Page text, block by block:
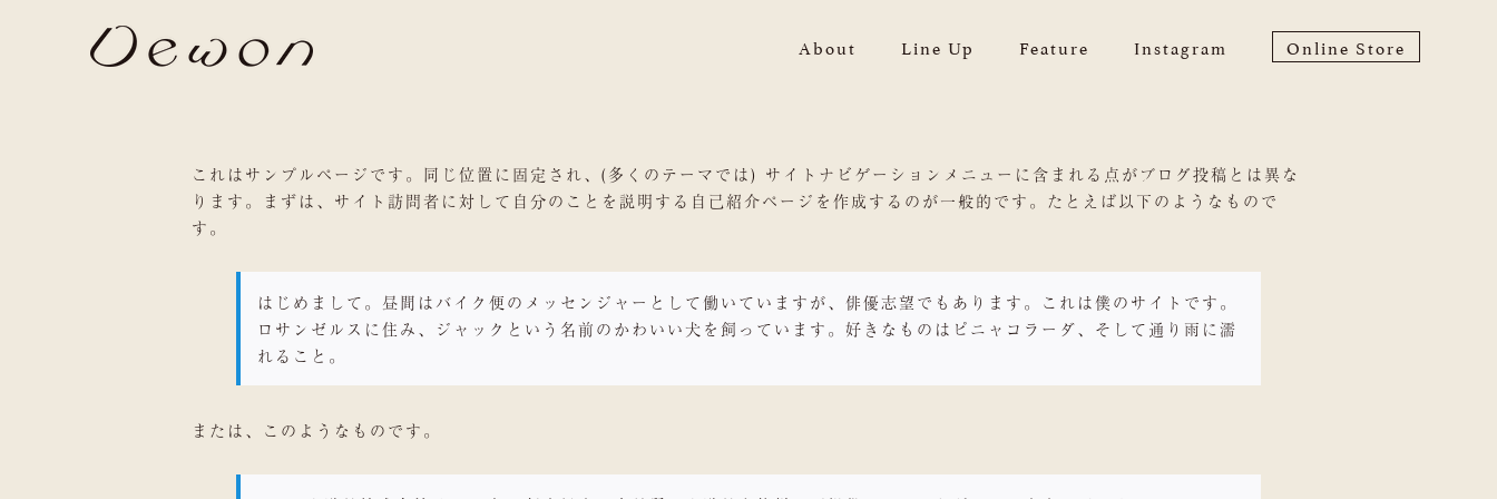
About Line Up Feature Instagram Online Store
これはサンプルページです。同じ位置に固定され、(多くのテーマでは) サイトナビゲーションメニューに含まれる点がブログ投稿とは異な
ります。まずは、サイト訪問者に対して自分のことを説明する自己紹介ページを作成するのが一般的です。たとえば以下のようなもので
す。
はじめまして。昼間はバイク便のメッセンジャーとして働いていますが、俳優志望でもあります。これは僕のサイトです。
ロサンゼルスに住み、ジャックという名前のかわいい犬を飼っています。好きなものはピニャコラーダ、そして通り雨に濡
れること。
または、このようなものです。